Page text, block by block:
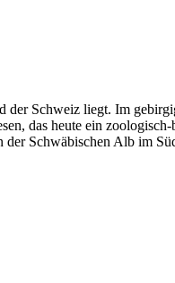
Schweiz liegt. Im
das heute ein
Schwäbischen Alb im